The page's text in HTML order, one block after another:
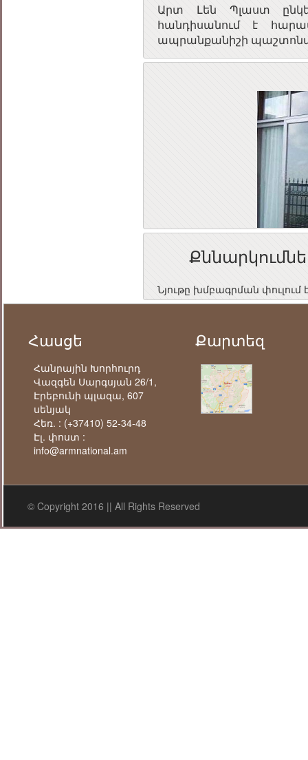
Արտ Լեն Պլաստ
հանդիսանում է
ապրանքանիշի
Նյութը խմբագրման փուլում է
Հասցե
Հանրային Խորհուրդ
Վազգեն Սարգսյան 26/1,
Էրեբունի պլազա, 607
սենյակ
Հեռ. : (+37410) 52-34-48
Էլ. փոստ :
info@armnational.am
Քարտեզ
© Copyright 2016 || All Rights Reserved